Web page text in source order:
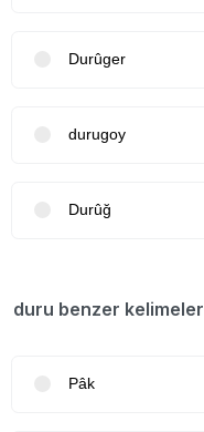
Durûger
durugoy
Durûğ
duru benzer kelimeler
Pâk